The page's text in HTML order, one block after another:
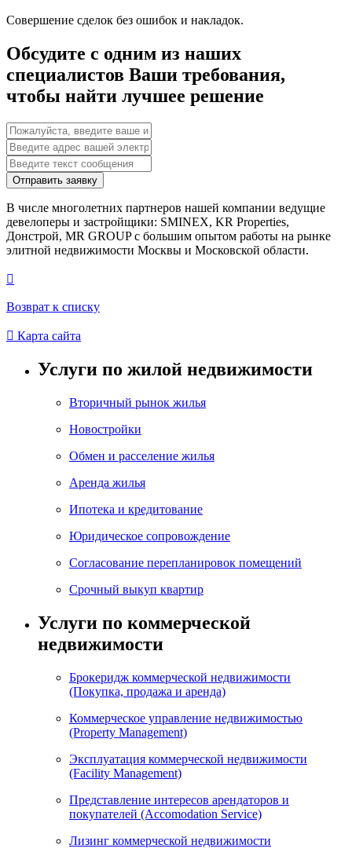
Совершение сделок без ошибок и накладок.
Обсудите с одним из наших
специалистов Ваши требования,
чтобы найти лучшее решение
Отправить заявку
В числе многолетних партнеров нашей компании ведущие
девелоперы и застройщики: SMINEX, KR Properties,
Донстрой, MR GROUP c большим опытом работы на рынке
элитной недвижимости Москвы и Московской области.

Возврат к списку
 Карта сайта
Услуги по жилой недвижимости
Вторичный рынок жилья
Новостройки
Обмен и расселение жилья
Аренда жилья
Ипотека и кредитование
Юридическое сопровождение
Согласование перепланировок помещений
Срочный выкуп квартир
Услуги по коммерческой
недвижимости
Брокеридж коммерческой недвижимости
(Покупка, продажа и аренда)
Коммерческое управление недвижимостью
(Property Management)
Эксплуатация коммерческой недвижимости
(Facility Management)
Представление интересов арендаторов и
покупателей (Accomodation Service)
Лизинг коммерческой недвижимости